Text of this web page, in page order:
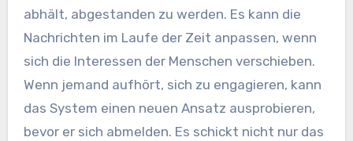
abhält, abgestanden zu werden. Es kann die
Nachrichten im Laufe der Zeit anpassen, wenn
sich die Interessen der Menschen verschieben.
Wenn jemand aufhört, sich zu engagieren, kann
das System einen neuen Ansatz ausprobieren,
bevor er sich abmelden. Es schickt nicht nur das